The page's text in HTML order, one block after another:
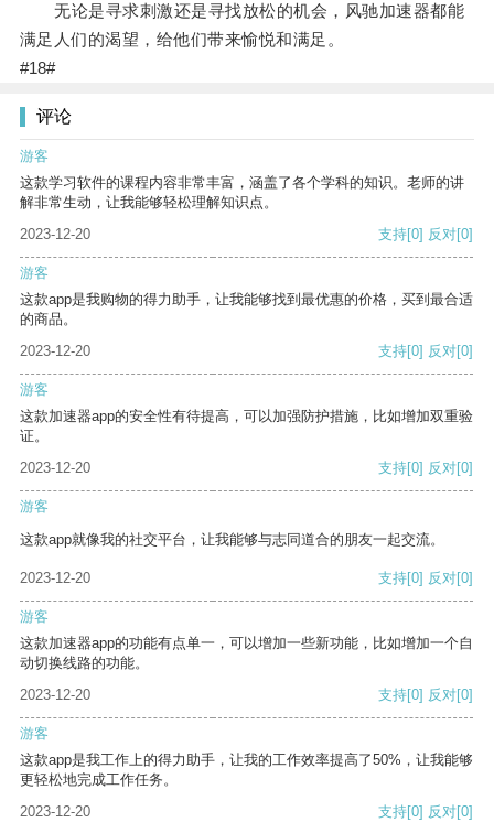
无论是寻求刺激还是寻找放松的机会，风驰加速器都能
满足人们的渴望，给他们带来愉悦和满足。
#18#
评论
游客
这款学习软件的课程内容非常丰富，涵盖了各个学科的知识。老师的讲
解非常生动，让我能够轻松理解知识点。
2023-12-20
支持[0] 反对[0]
游客
这款app是我购物的得力助手，让我能够找到最优惠的价格，买到最合适
的商品。
2023-12-20
支持[0] 反对[0]
游客
这款加速器app的安全性有待提高，可以加强防护措施，比如增加双重验
证。
2023-12-20
支持[0] 反对[0]
游客
这款app就像我的社交平台，让我能够与志同道合的朋友一起交流。
2023-12-20 支持[0] 反对[0]
游客
这款加速器app的功能有点单一，可以增加一些新功能，比如增加一个自
动切换线路的功能。
2023-12-20
支持[0] 反对[0]
游客
这款app是我工作上的得力助手，让我的工作效率提高了50%，让我能够
更轻松地完成工作任务。
2023-12-20
支持[0] 反对[0]